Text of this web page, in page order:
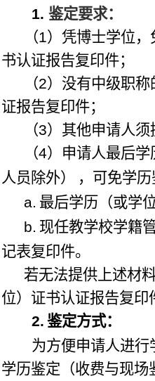
1. 鉴定要求：
（1）凭博士学位
书认证报告复印件；
（2）没有中级职
证报告复印件；
（3）其他申请人
（4）申请人最后学
人员除外）
，可免学
a. 最后学历（或学
b. 现任教学校学籍
记表复印件。
若无法提供上述材
位）证书认证报告复印
2. 鉴定方式：
为方便申请人进
学历鉴定（收费与现场